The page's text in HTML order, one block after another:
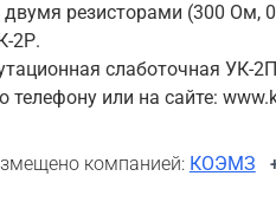
двумя резисторами (300 Ом,
2Р.
слаботочная УК-
телефону или на сайте:
компанией: КОЭМЗ